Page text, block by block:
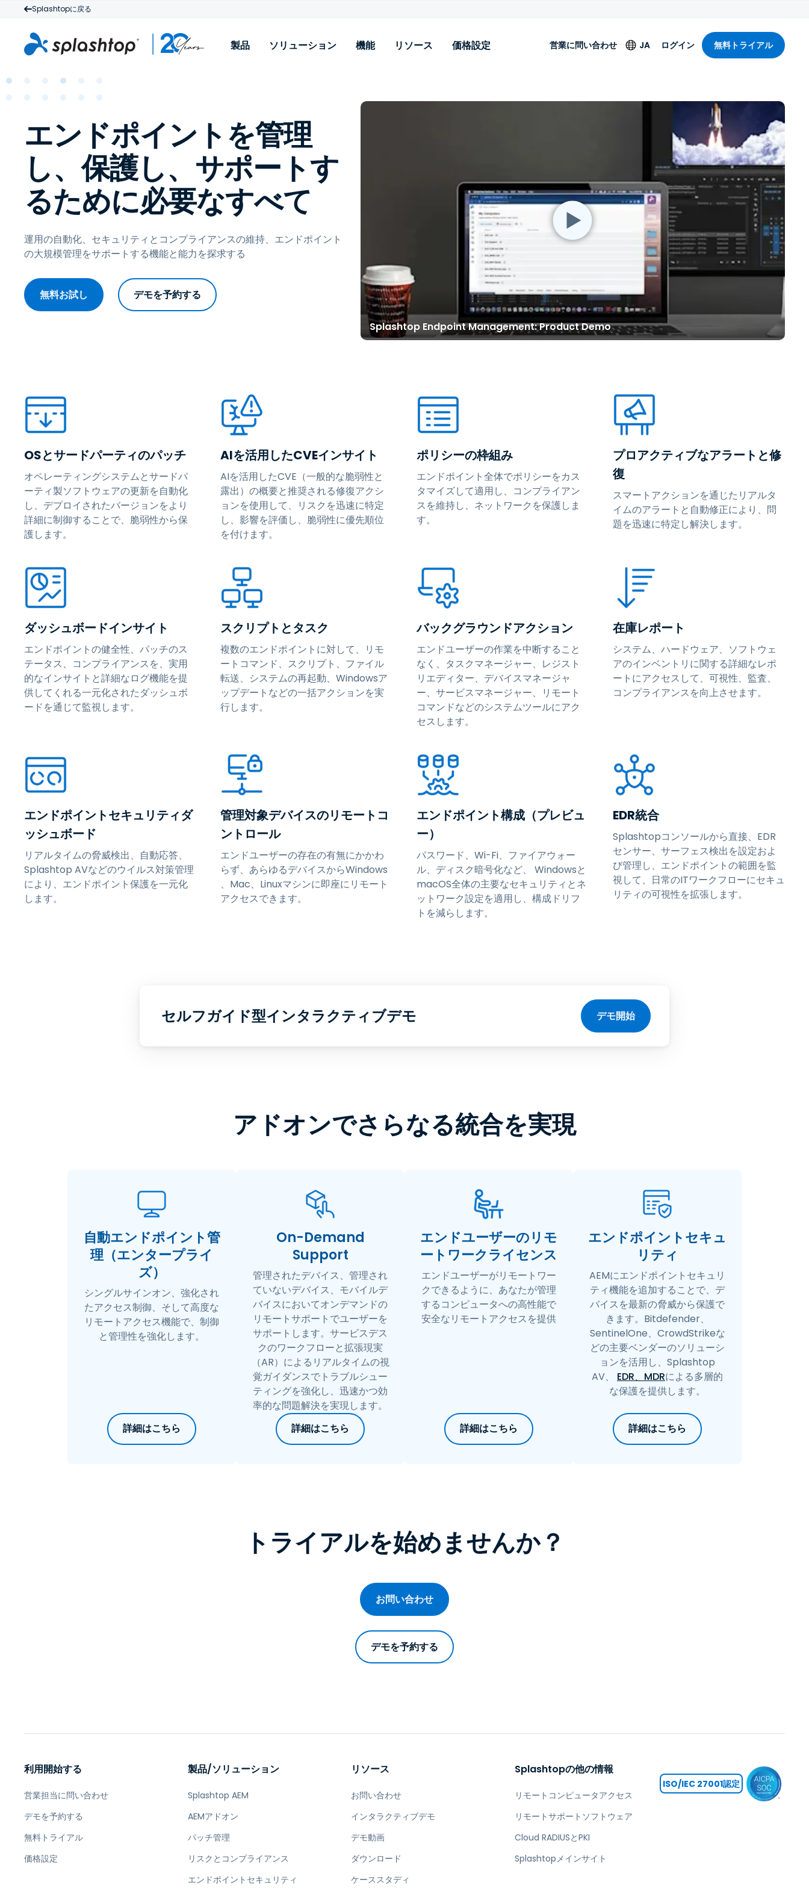
Splashtopに戻る
製品
化、完全な可視性と制御機能によ
り、デバイスをリモートで監視、
管理、保護します。
Add-on
エンドユーザーリモートアク
ソリューション
社内IT
MSP
ニーズ別
機能 リソース 価格設定 営業に問い合わせ JA
言語
Français
Italiano
Nederlands
Português
简体中文
繁體中文
日本語
한국어
ภาษาไทย
ログイン 無料トライアル
Splashtop Endpoint Management: Product Demo
エンドポイントを管理
し、保護し、サポートす
るために必要なすべて
運用の自動化、セキュリティとコンプライアンスの維持、エンドポイント
の大規模管理をサポートする機能と能力を探求する
無料お試し デモを予約する
OSとサードパーティのパッチ
オペレーティングシステムとサードパ
ーティ製ソフトウェアの更新を自動化
し、デプロイされたバージョンをより
詳細に制御することで、脆弱性から保
護します。
AIを活用したCVEインサイト
AIを活用したCVE（一般的な脆弱性と
露出）の概要と推奨される修復アクシ
ョンを使用して、リスクを迅速に特定
し、影響を評価し、脆弱性に優先順位
を付けます。
ポリシーの枠組み
エンドポイント全体でポリシーをカス
タマイズして適用し、コンプライアン
スを維持し、ネットワークを保護しま
す。
プロアクティブなアラートと修
復
スマートアクションを通じたリアルタ
イムのアラートと自動修正により、問
題を迅速に特定し解決します。
ダッシュボードインサイト
エンドポイントの健全性、パッチのス
テータス、コンプライアンスを、実用
的なインサイトと詳細なログ機能を提
供してくれる一元化されたダッシュボ
ードを通じて監視します。
スクリプトとタスク
複数のエンドポイントに対して、リモ
ートコマンド、スクリプト、ファイル
転送、システムの再起動、Windowsア
ップデートなどの一括アクションを実
行します。
バックグラウンドアクション
エンドユーザーの作業を中断すること
なく、タスクマネージャー、レジスト
リエディター、デバイスマネージャ
ー、サービスマネージャー、リモート
コマンドなどのシステムツールにアク
セスします。
在庫レポート
システム、ハードウェア、ソフトウェ
アのインベントリに関する詳細なレポ
ートにアクセスして、可視性、監査、
コンプライアンスを向上させます。
エンドポイントセキュリティダ
ッシュボード
リアルタイムの脅威検出、自動応答、
Splashtop AVなどのウイルス対策管理
により、エンドポイント保護を一元化
します。
管理対象デバイスのリモートコ
ントロール
エンドユーザーの存在の有無にかかわ
らず、あらゆるデバイスからWindows
、Mac、Linuxマシンに即座にリモート
アクセスできます。
エンドポイント構成（プレビュ
ー）
パスワード、Wi-Fi、ファイアウォー
ル、ディスク暗号化など、 Windowsと
macOS全体の主要なセキュリティとネ
ットワーク設定を適用し、構成ドリフ
トを減らします。
EDR統合
Splashtopコンソールから直接、EDR
センサー、サーフェス検出を設定およ
び管理し、エンドポイントの範囲を監
視して、日常のITワークフローにセキュ
リティの可視性を拡張します。
セルフガイド型インタラクティブデモ デモ開始
アドオンでさらなる統合を実現
自動エンドポイント管
理（エンタープライ
ズ）
シングルサインオン、強化され
たアクセス制御、そして高度な
リモートアクセス機能で、制御
と管理性を強化します。
詳細はこちら
On-Demand
Support
管理されたデバイス、管理され
ていないデバイス、モバイルデ
バイスにおいてオンデマンドの
リモートサポートでユーザーを
サポートします。サービスデス
クのワークフローと拡張現実
（AR）によるリアルタイムの視
覚ガイダンスでトラブルシュー
ティングを強化し、迅速かつ効
率的な問題解決を実現します。
詳細はこちら
エンドユーザーのリモ
ートワークライセンス
エンドユーザーがリモートワー
クできるように、あなたが管理
するコンピュータへの高性能で
安全なリモートアクセスを提供
詳細はこちら
エンドポイントセキュ
リティ
AEMにエンドポイントセキュリ
ティ機能を追加することで、デ
バイスを最新の脅威から保護で
きます。Bitdefender、
SentinelOne、CrowdStrikeな
どの主要ベンダーのソリューシ
ョンを活用し、Splashtop
AV、 EDR、MDRによる多層的
な保護を提供します。
詳細はこちら
トライアルを始めませんか？
お問い合わせ
デモを予約する
利用開始する
営業担当に問い合わせ
デモを予約する
無料トライアル
価格設定
製品/ソリューション
Splashtop AEM
AEMアドオン
パッチ管理
リスクとコンプライアンス
エンドポイントセキュリティ
リソース
お問い合わせ
インタラクティブデモ
デモ動画
ダウンロード
ケーススタディ
Splashtopの他の情報
リモートコンピュータアクセス
リモートサポートソフトウェア
Cloud RADIUSとPKI
Splashtopメインサイト
ISO/IEC 27001認定